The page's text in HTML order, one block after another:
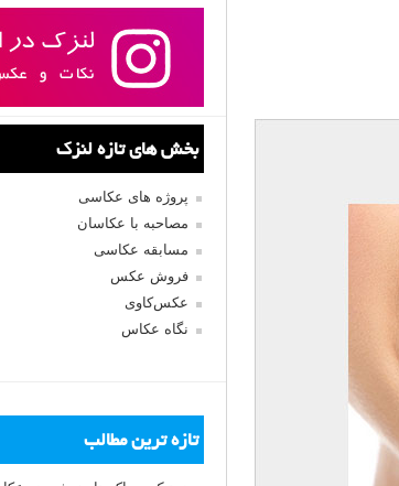
بخش های تازه لنزک
پروژه های عکاسی
مصاحبه با عکاسان
مسابقه عکاسی
فروش عکس
عکس‌کاوی
نگاه عکاس
تازه ترین مطالب